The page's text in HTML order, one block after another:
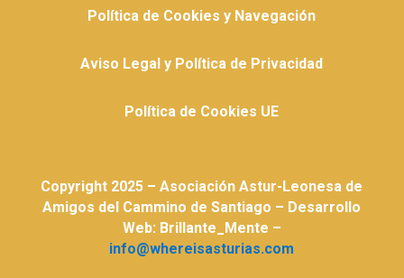
Política de Cookies y Navegación
Aviso Legal y Política de Privacidad
Política de Cookies UE
Copyright 2025 – Asociación Astur-Leonesa de
Amigos del Cammino de Santiago – Desarrollo
Web: Brillante_Mente –
info@whereisasturias.com